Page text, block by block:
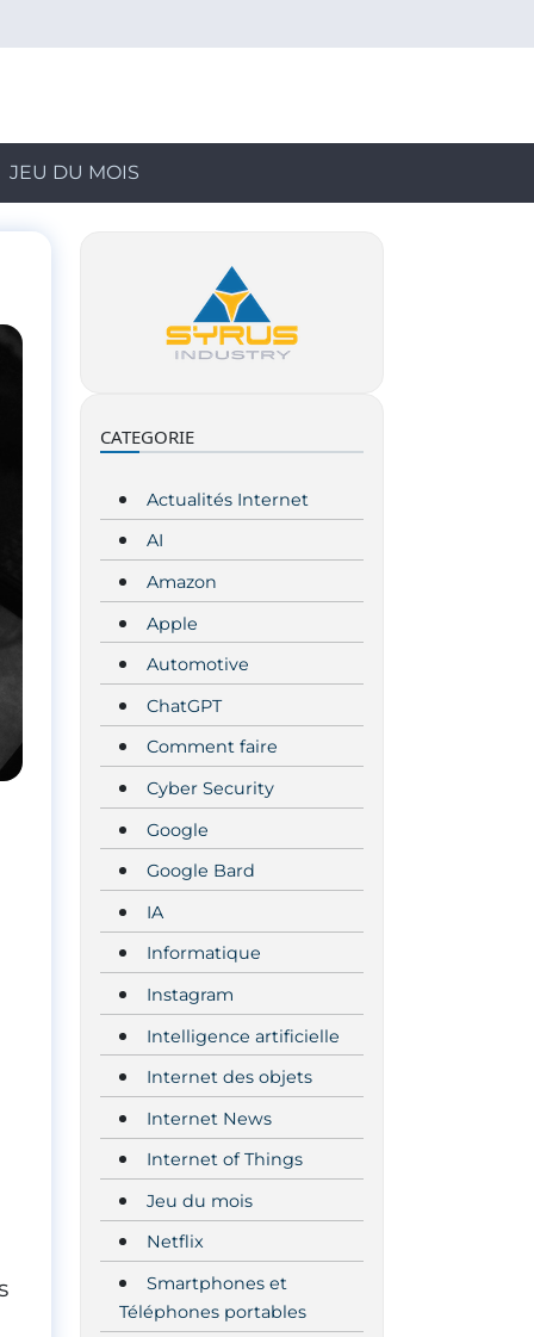
JEU DU MOIS
CATEGORIE
Actualités Internet
AI
Amazon
Apple
Automotive
ChatGPT
Comment faire
Cyber Security
Google
Google Bard
IA
Informatique
Instagram
Intelligence artificielle
Internet des objets
Internet News
Internet of Things
Jeu du mois
Netflix
Smartphones et
Téléphones portables